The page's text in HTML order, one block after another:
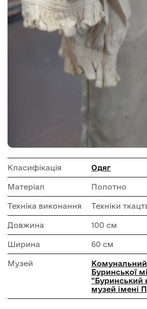
Класифікація Одяг
Матеріал Полотно
Техніка виконання Техніки
Довжина 100 см
Ширина 60 см
Музей
Буринської
"Буринський
музей імені